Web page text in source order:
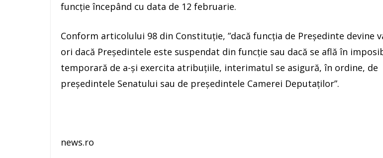
funcţie începând cu data de 12 februarie.
Conform articolului 98 din Constituţie, ”dacă funcţia de Preşedinte devine
ori dacă Preşedintele este suspendat din funcţie sau dacă se află în
temporară de a-şi exercita atribuţiile, interimatul se asigură, în ordine, de
preşedintele Senatului sau de preşedintele Camerei Deputaţilor”.
news.ro